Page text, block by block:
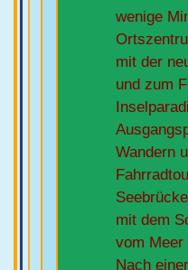
wenige
mit der
und zum
Wandern
mit dem
vom Meer
Nach